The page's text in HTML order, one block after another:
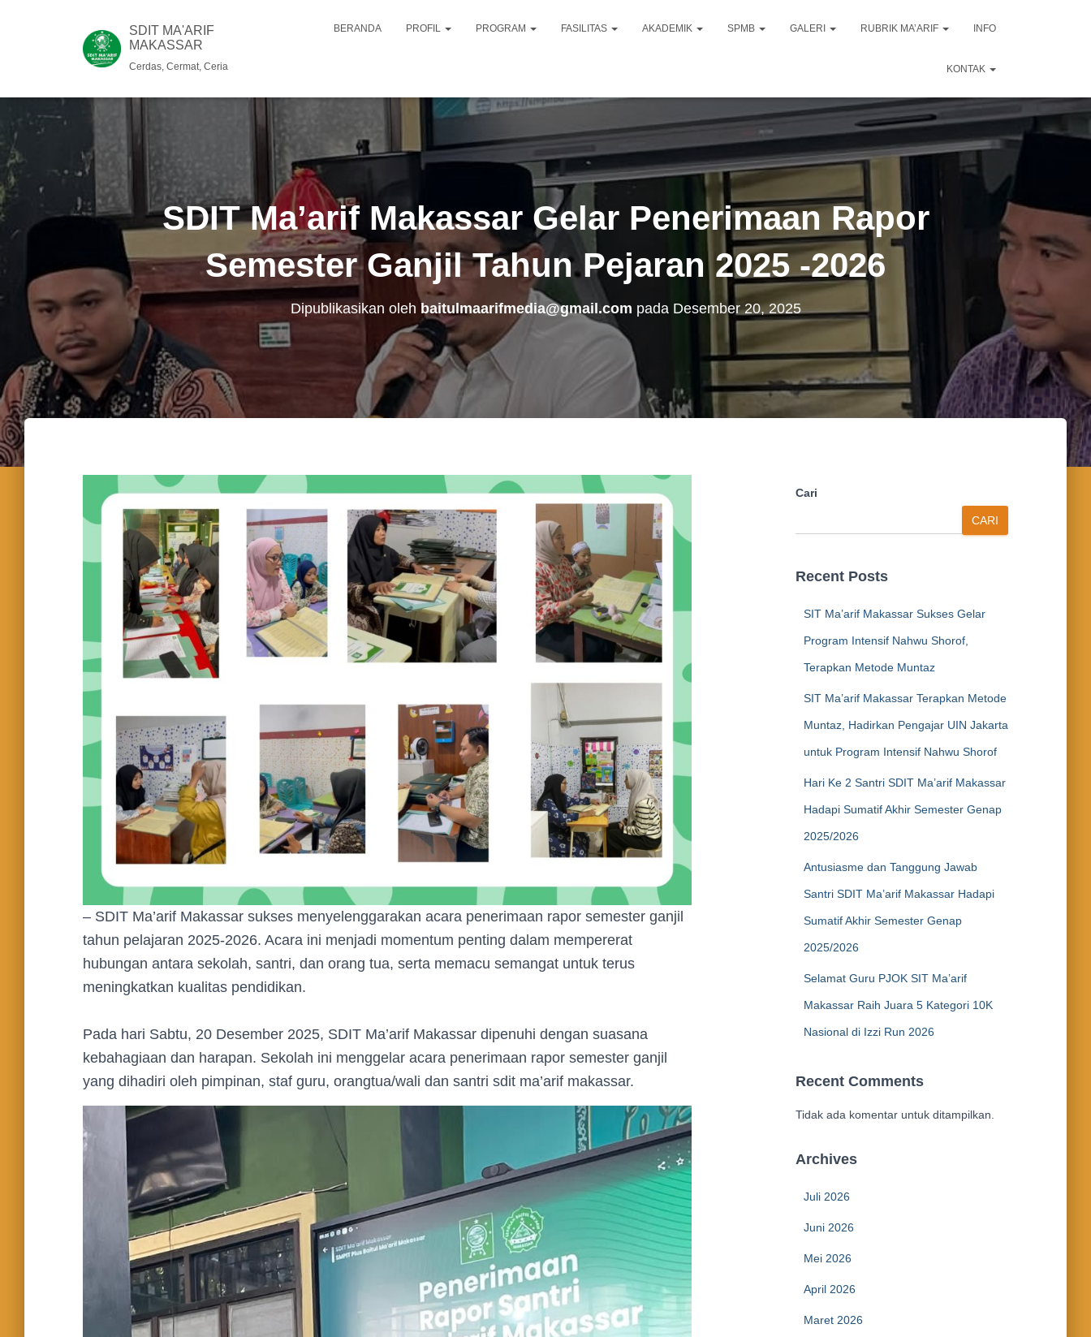
SDIT MA'ARIF
MAKASSAR
Cerdas, Cermat, Ceria
BERANDA PROFIL PROGRAM FASILITAS AKADEMIK SPMB GALERI RUBRIK MA’ARIF INFO
KONTAK
SDIT Ma’arif Makassar Gelar Penerimaan Rapor
Semester Ganjil Tahun Pejaran 2025 -2026
Dipublikasikan oleh baitulmaarifmedia@gmail.com pada Desember 20, 2025
– SDIT Ma’arif Makassar sukses menyelenggarakan acara penerimaan rapor semester ganjil
tahun pelajaran 2025-2026. Acara ini menjadi momentum penting dalam mempererat
hubungan antara sekolah, santri, dan orang tua, serta memacu semangat untuk terus
meningkatkan kualitas pendidikan.
Pada hari Sabtu, 20 Desember 2025, SDIT Ma’arif Makassar dipenuhi dengan suasana
kebahagiaan dan harapan. Sekolah ini menggelar acara penerimaan rapor semester ganjil
yang dihadiri oleh pimpinan, staf guru, orangtua/wali dan santri sdit ma’arif makassar.
Cari
CARI
Recent Posts
SIT Ma’arif Makassar Sukses Gelar
Program Intensif Nahwu Shorof,
Terapkan Metode Muntaz
SIT Ma’arif Makassar Terapkan Metode
Muntaz, Hadirkan Pengajar UIN Jakarta
untuk Program Intensif Nahwu Shorof
Hari Ke 2 Santri SDIT Ma’arif Makassar
Hadapi Sumatif Akhir Semester Genap
2025/2026
Antusiasme dan Tanggung Jawab
Santri SDIT Ma’arif Makassar Hadapi
Sumatif Akhir Semester Genap
2025/2026
Selamat Guru PJOK SIT Ma’arif
Makassar Raih Juara 5 Kategori 10K
Nasional di Izzi Run 2026
Recent Comments
Tidak ada komentar untuk ditampilkan.
Archives
Juli 2026
Juni 2026
Mei 2026
April 2026
Maret 2026